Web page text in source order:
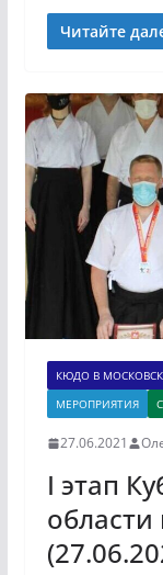
Читайте
КЮДО В
МЕРОПРИЯТИЯ
27.06.2021
I этап